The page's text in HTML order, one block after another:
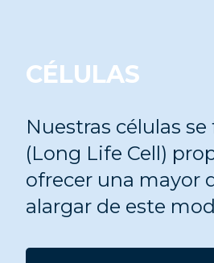
CÉLULAS
Nuestras células
(Long Life Cell)
ofrecer una mayor
alargar de este